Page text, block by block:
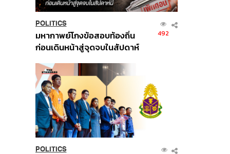
POLITICS
มหากาพย์โกงข้อสอบท้องถิ่น
ก่อนเดินหน้าสู่จุดจบในสัปดาห์
492
POLITICS